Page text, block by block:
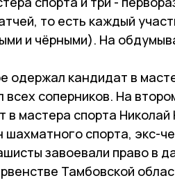
то есть каждый
и чёрными). На
одержал кандидат в
всех соперников. На
в мастера спорта Николай
шахматного спорта, экс-
завоевали право в
Тамбовской